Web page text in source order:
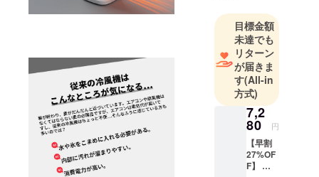
界の消費者
に製品をア
ピールした
い、海外市
場でブラン
ドの地位を
確立させた
い、という
皆様のご要
望にお応え
します。
目標金額
未達でも
リターン
が届きま
す(All-in
方式)
7,2
80 円
【早割
27%OF
F】 コ